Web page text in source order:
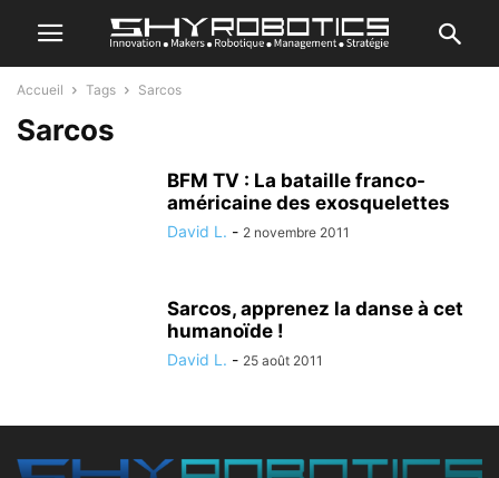
Accueil Tags Sarcos
Sarcos
BFM TV : La bataille franco-
américaine des exosquelettes
David L. - 2 novembre 2011
Sarcos, apprenez la danse à cet
humanoïde !
David L. - 25 août 2011